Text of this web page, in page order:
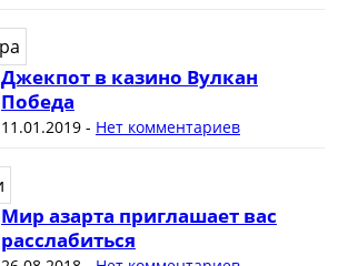
Джекпот в казино Вулкан
Победа
11.01.2019- Нет комментариев
Мир азарта приглашает вас
расслабиться